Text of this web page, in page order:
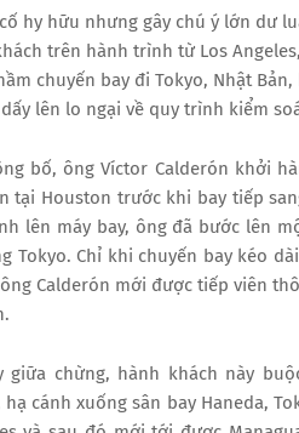
hy hữu nhưng gây chú ý lớn dư
trên hành trình từ Los
chuyến bay đi Tokyo, Nhật
lên lo ngại về quy trình kiểm
bố, ông Víctor Calderón khởi
tại Houston trước khi bay tiếp
lên máy bay, ông đã bước lên
Tokyo. Chỉ khi chuyến bay kéo
Calderón mới được tiếp viên
giữa chừng, hành khách này
cánh xuống sân bay Haneda,